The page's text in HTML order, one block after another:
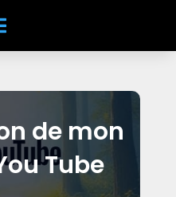
de mon
Tube